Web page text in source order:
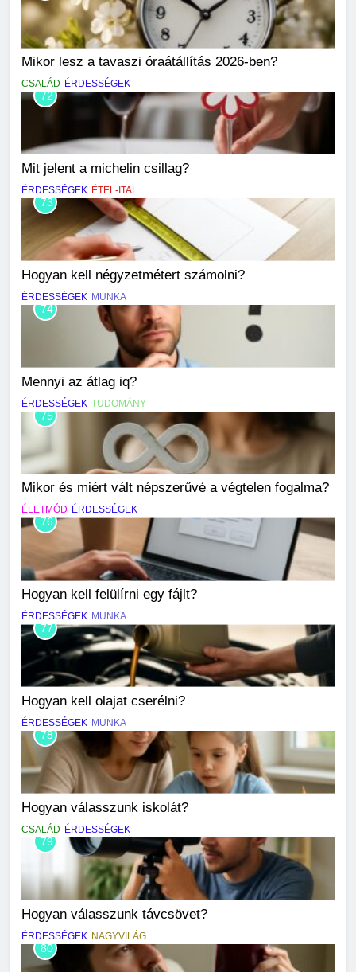
Mikor lesz a tavaszi óraátállítás 2026-ben?
CSALÁD ÉRDESSÉGEK
72
Mit jelent a michelin csillag?
ÉRDESSÉGEK ÉTEL-ITAL
73
Hogyan kell négyzetmétert számolni?
ÉRDESSÉGEK MUNKA
74
Mennyi az átlag iq?
ÉRDESSÉGEK TUDOMÁNY
75
Mikor és miért vált népszerűvé a végtelen fogalma?
ÉLETMÓD ÉRDESSÉGEK
76
Hogyan kell felülírni egy fájlt?
ÉRDESSÉGEK MUNKA
77
Hogyan kell olajat cserélni?
ÉRDESSÉGEK MUNKA
78
Hogyan válasszunk iskolát?
CSALÁD ÉRDESSÉGEK
79
Hogyan válasszunk távcsövet?
ÉRDESSÉGEK NAGYVILÁG
80